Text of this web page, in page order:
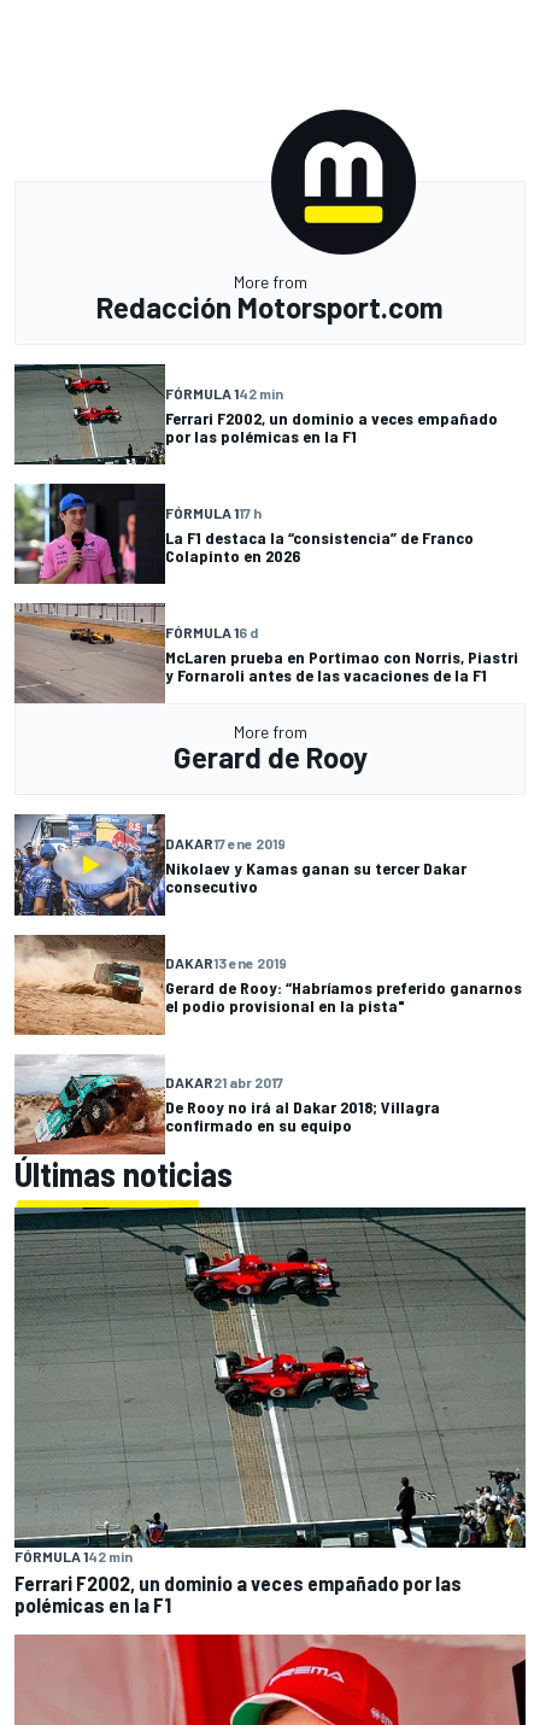
More from
Redacción Motorsport.com
FÓRMULA 142 min
Ferrari F2002, un dominio a veces empañado
por las polémicas en la F1
FÓRMULA 117 h
La F1 destaca la “consistencia” de Franco
Colapinto en 2026
FÓRMULA 16 d
McLaren prueba en Portimao con Norris, Piastri
y Fornaroli antes de las vacaciones de la F1
More from
Gerard de Rooy
DAKAR17 ene 2019
Nikolaev y Kamas ganan su tercer Dakar
consecutivo
DAKAR13 ene 2019
Gerard de Rooy: “Habríamos preferido ganarnos
el podio provisional en la pista"
DAKAR21 abr 2017
De Rooy no irá al Dakar 2018; Villagra
confirmado en su equipo
Últimas noticias
FÓRMULA 142 min
Ferrari F2002, un dominio a veces empañado por las
polémicas en la F1